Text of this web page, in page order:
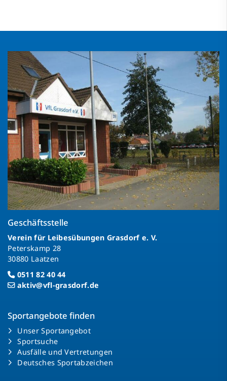
Geschäftsstelle
Verein für Leibesübungen Grasdorf e. V.
Peterskamp 28
30880 Laatzen
0511 82 40 44
aktiv@vfl-grasdorf.de
Sportangebote finden
Unser Sportangebot
Sportsuche
Ausfälle und Vertretungen
Deutsches Sportabzeichen